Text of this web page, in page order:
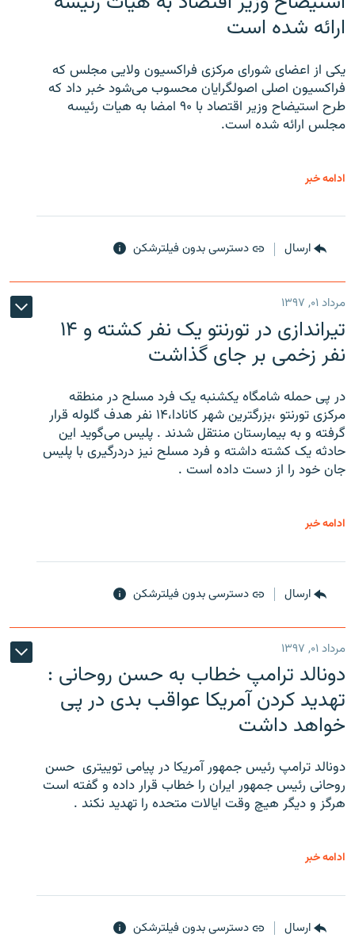
ارائه شده است
یکی از اعضای شورای مرکزی فراکسیون ولایی مجلس که
فراکسیون اصلی اصولگرایان محسوب می‌شود خبر داد که
طرح استیضاح وزیر اقتصاد با ۹۰ امضا به هیات رئیسه
مجلس ارائه شده است.
ادامه خبر
ارسال دسترسی بدون فیلترشکن
مرداد ۰۱, ۱۳۹۷
تیراندازی در تورنتو یک نفر کشته و ۱۴
نفر زخمی بر جای گذاشت
در پی حمله شامگاه یکشنبه یک فرد مسلح در منطقه
مرکزی تورنتو ،‌بزرگترین شهر کانادا،۱۴ نفر هدف گلوله قرار
گرفته و به بیمارستان منتقل شدند . پلیس می‌گوید این
حادثه یک کشته داشته و فرد مسلح نیز دردرگیری با پلیس
جان خود را از دست داده است .
ادامه خبر
ارسال دسترسی بدون فیلترشکن
مرداد ۰۱, ۱۳۹۷
دونالد ترامپ خطاب به حسن روحانی :
تهدید کردن آمریکا عواقب بدی در پی
خواهد داشت
دونالد ترامپ رئیس جمهور آمریکا در پیامی توییتری ‌ حسن
روحانی رئیس جمهور ایران را خطاب قرار داده و گفته است
هرگز و دیگر هیچ وقت ایالات متحده را تهدید نکند .
ادامه خبر
ارسال دسترسی بدون فیلترشکن